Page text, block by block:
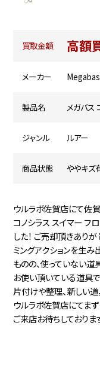
買取金額 高額
メーカー
製品名 メガバス
ジャンル ルアー
商品状態 ややキズ
ウルラボ佐賀店にて佐
コノシラス スイマー フ
した！ ご売却頂きあり
ミングアクションを生み
ものの、使っていない道
お使い頂いている道具
片付けや整理、新しい
ウルラボ佐賀店にてま
ご来店お待ちしております